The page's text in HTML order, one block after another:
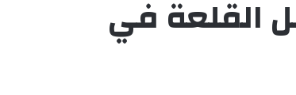
لجبل القلعة في